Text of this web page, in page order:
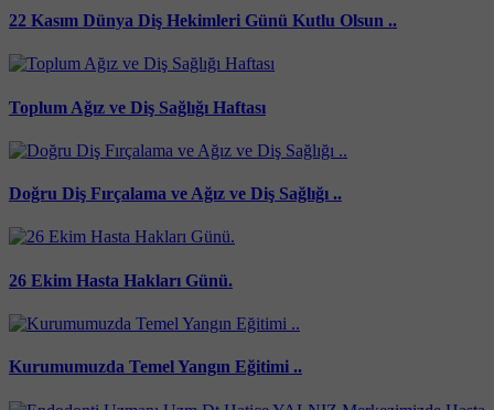
22 Kasım Dünya Diş Hekimleri Günü Kutlu Olsun ..
Toplum Ağız ve Diş Sağlığı Haftası
Doğru Diş Fırçalama ve Ağız ve Diş Sağlığı ..
26 Ekim Hasta Hakları Günü.
Kurumumuzda Temel Yangın Eğitimi ..